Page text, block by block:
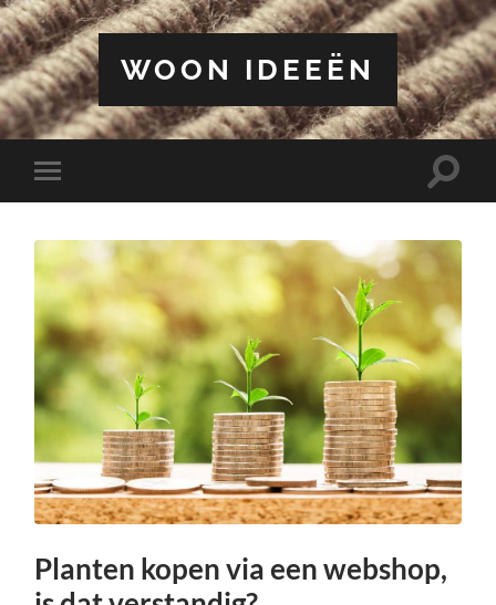
WOON IDEEËN
mobiel
Toggle
Planten kopen via een webshop,